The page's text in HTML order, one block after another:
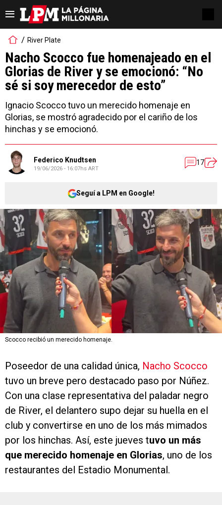
River Plate
Nacho Scocco fue homenajeado en el
Glorias de River y se emocionó: “No
sé si soy merecedor de esto”
Ignacio Scocco tuvo un merecido homenaje en
Glorias, se mostró agradecido por el cariño de los
hinchas y se emocionó.
Federico Knudtsen
19/06/2026 - 16:07hs ART
17
Seguí a LPM en Google!
Scocco recibió un merecido homenaje.
Poseedor de una calidad única, Nacho Scocco
tuvo un breve pero destacado paso por Núñez.
Con una clase representativa del paladar negro
de River, el delantero supo dejar su huella en el
club y convertirse en uno de los más mimados
por los hinchas. Así, este jueves tuvo un más
que merecido homenaje en Glorias, uno de los
restaurantes del Estadio Monumental.